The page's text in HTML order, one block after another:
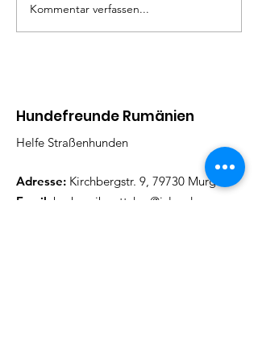
Kommentar verfassen...
Hundefreunde Rumänien
Helfe Straßenhunden
Adresse: Kirchbergstr. 9, 79730 Murg
Email barbarajboettcher@icloud.com